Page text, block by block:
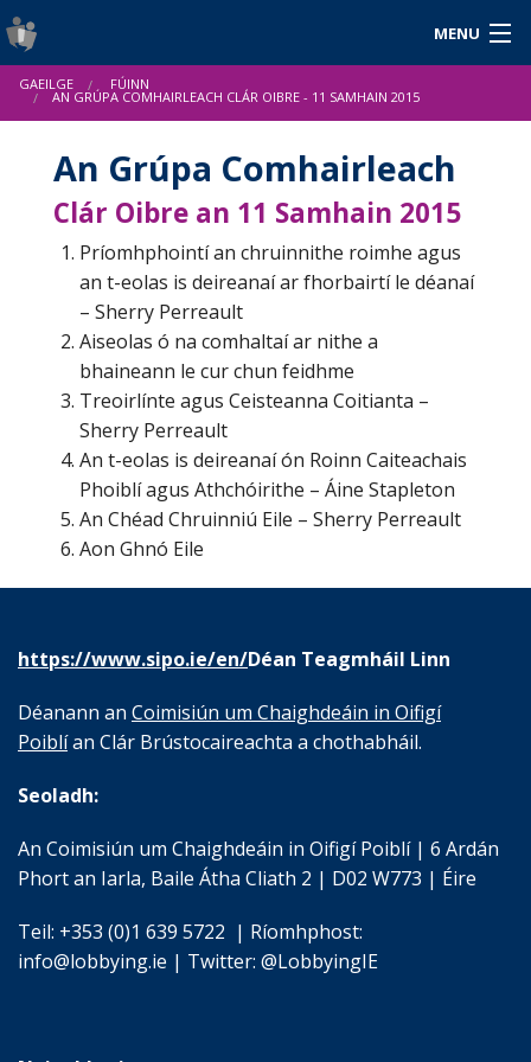
MENU
Logáil isteach
English
Fúinn
Cuidiú agus Acmhainní
Tuarascálacha & Staitisticí
GAEILGE FÚINN
AN GRÚPA COMHAIRLEACH CLÁR OIBRE - 11 SAMHAIN 2015
An Grúpa Comhairleach
Clár Oibre an 11 Samhain 2015
Príomhphointí an chruinnithe roimhe agus
an t-eolas is deireanaí ar fhorbairtí le déanaí
– Sherry Perreault
Aiseolas ó na comhaltaí ar nithe a
bhaineann le cur chun feidhme
Treoirlínte agus Ceisteanna Coitianta –
Sherry Perreault
An t-eolas is deireanaí ón Roinn Caiteachais
Phoiblí agus Athchóirithe – Áine Stapleton
An Chéad Chruinniú Eile – Sherry Perreault
Aon Ghnó Eile
https://www.sipo.ie/en/Déan Teagmháil Linn
Déanann an Coimisiún um Chaighdeáin in Oifigí
Poiblían Clár Brústocaireachta a chothabháil.
Seoladh:
An Coimisiún um Chaighdeáin in Oifigí Poiblí | 6 Ardán
Phort an Iarla, Baile Átha Cliath 2 | D02 W773 | Éire
Teil: +353 (0)1 639 5722 | Ríomhphost:
info@lobbying.ie | Twitter: @LobbyingIE